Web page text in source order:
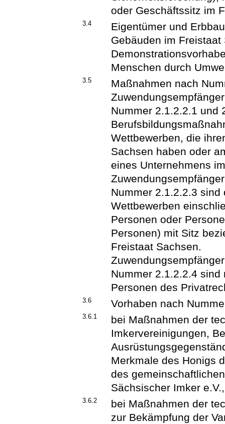
oder Geschäftssitz im
3.4
Eigentümer und
Gebäuden im
Menschen durch
3.5
Maßnahmen nach
Nummer 2.1.2.2.1 und
Wettbewerben, die
Sachsen haben oder
eines Unternehmens
Nummer 2.1.2.2.3
Wettbewerben
Personen oder
Personen) mit Sitz
Freistaat Sachsen.
Nummer 2.1.2.2.4
Personen des
3.6 Vorhaben nach
3.6.1
bei Maßnahmen der
Imkervereinigungen,
Merkmale des Honigs
des
Sächsischer Imker e.V.,
3.6.2
bei Maßnahmen der
zur Bekämpfung der